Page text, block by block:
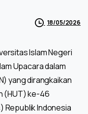
18/05/2026
Islam Negeri
Upacara dalam
yang dirangkaikan
(HUT) ke-46
Republik Indonesia